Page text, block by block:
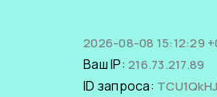
2026-08-08 15:12:29
Ваш IP: 216.73.217.89
ID запроса: